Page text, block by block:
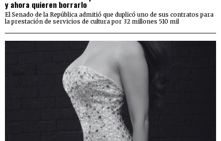
y ahora quieren borrarlo
El Senado de la República admitió que duplicó uno de sus contratos para
la prestación de servicios de cultura por 32 millones 510 mil